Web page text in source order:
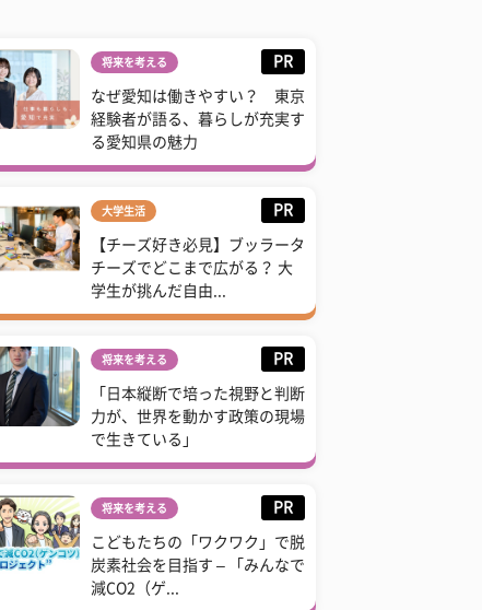
将来を考える PR
なぜ愛知は働きやすい？ 東京
経験者が語る、暮らしが充実す
る愛知県の魅力
大学生活 PR
【チーズ好き必見】ブッラータ
チーズでどこまで広がる？ 大
学生が挑んだ自由...
将来を考える PR
「日本縦断で培った視野と判断
力が、世界を動かす政策の現場
で生きている」
将来を考える PR
こどもたちの「ワクワク」で脱
炭素社会を目指す – 「みんなで
減CO2（ゲ...